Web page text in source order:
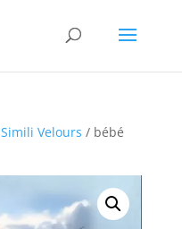
Simili Velours / bébé